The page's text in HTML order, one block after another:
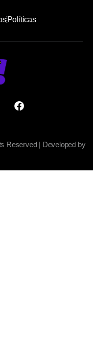
Políticas
Reserved | Developed by